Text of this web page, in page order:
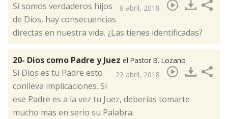
8 abril, 2018
Si somos verdaderos hijos
de Dios, hay consecuencias
directas en nuestra vida. ¿Las tienes identificadas?​
20- Dios como Padre y Juez el Pastor B. Lozano
22 abril, 2018
Si Dios es tu Padre esto
conlleva implicaciones. Si
ese Padre es a la vez tu Juez, deberías tomarte
mucho mas en serio su Palabra.